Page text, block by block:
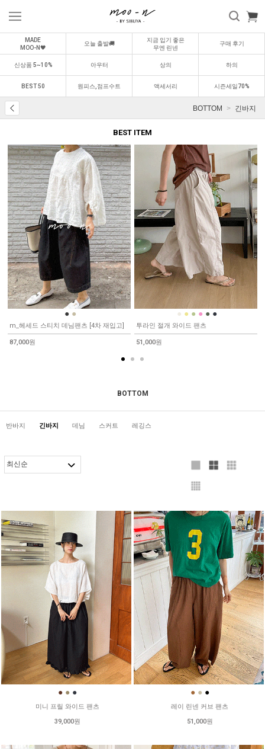
MADE
MOO-N🖤
오늘 출발🚚
지금 입기 좋은
무엔 린넨
구매 후기
신상품 5~10% 아우터 상의 하의
BEST 50 원피스,점프수트 액세서리 시즌세일70%
BOTTOM 긴바지
BEST ITEM
BEST
0 1
● ●
m_헤세드 스티치 데님팬츠 [4차 재입고]
87,000원
BEST
2
● ● ● ● ● ●
투라인 절개 와이드 팬츠
51,000원
BOTTOM
반바지 긴바지 데님 스커트 레깅스
● ● ●
미니 프릴 와이드 팬츠
39,000원
● ● ●
레이 린넨 커브 팬츠
51,000원